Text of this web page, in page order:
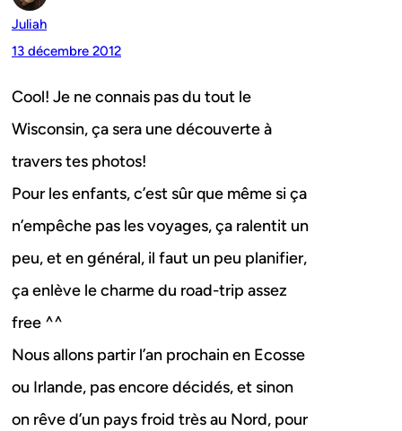
Juliah
13 décembre 2012
Cool! Je ne connais pas du tout le
Wisconsin, ça sera une découverte à
travers tes photos!
Pour les enfants, c’est sûr que même si ça
n’empêche pas les voyages, ça ralentit un
peu, et en général, il faut un peu planifier,
ça enlève le charme du road-trip assez
free ^^
Nous allons partir l’an prochain en Ecosse
ou Irlande, pas encore décidés, et sinon
on rêve d’un pays froid très au Nord, pour